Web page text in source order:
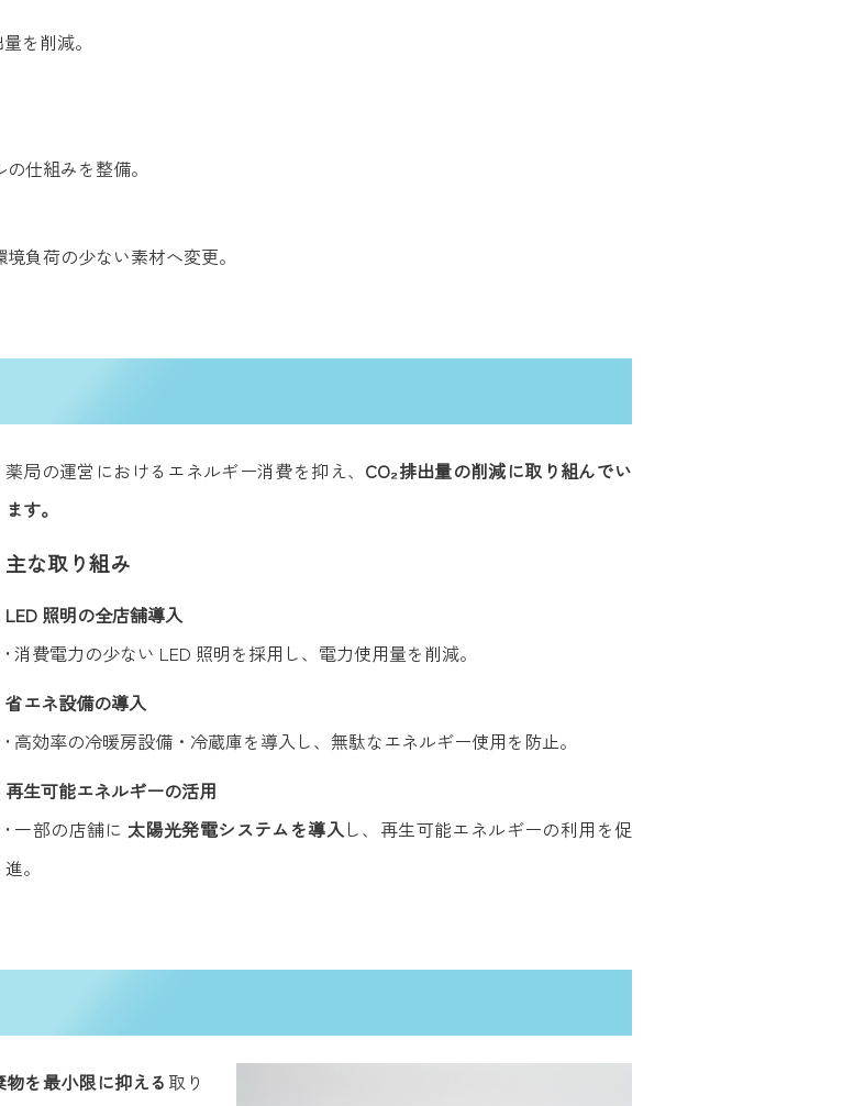
を削減。
仕組みを整備。
負荷の少ない素材へ変更。
薬局の運営におけるエネルギー消費を抑え、 CO₂排出量の削減に取り組んでい
ます。
主な取り組み
LED 照明の全店舗導入
• 消費電力の少ない LED 照明を採用し、電力使用量を削減。
省エネ設備の導入
• 高効率の冷暖房設備・冷蔵庫を導入し、無駄なエネルギー使用を防止。
再生可能エネルギーの活用
• 一部の店舗に 太陽光発電システムを導入し、再生可能エネルギーの利用を促
進。
物を最小限に抑える取り